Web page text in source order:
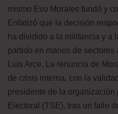
mismo Evo Morales fundó y
Enfatizó que la decisión
ha dividido a la militancia y a
partido en manos de
Luis Arce. La renuncia de
de crisis interna, con la
presidente de la organización
Electoral (TSE), tras un fallo